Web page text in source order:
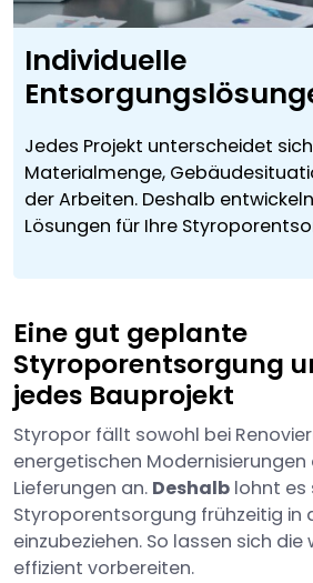
Individuelle
Jedes Projekt unterscheidet
Materialmenge,
der Arbeiten. Deshalb
Lösungen für Ihre
Eine gut geplante
Styroporentsorgung
jedes Bauprojekt
Styropor fällt sowohl bei
energetischen
Lieferungen an. Deshalb lohnt es
Styroporentsorgung frühzeitig in
einzubeziehen. So lassen sich
effizient vorbereiten.